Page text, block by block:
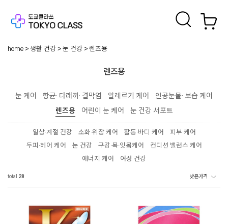
home 생활 건강 눈 건강 렌즈용
렌즈용
눈 케어 항균· 다래끼· 결막염 알레르기 케어
인공눈물· 보습 케어
렌즈용
어린이 눈 케어 눈 건강 서포트
일상·계절 건강 소화·위장 케어 활동·바디 케어
피부 케어
두피·헤어 케어
눈 건강 구강·목·잇몸케어
컨디션 밸런스 케어
에너지 케어
여성 건강
total 28